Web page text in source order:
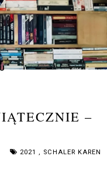
–
2021, SCHALER KAREN